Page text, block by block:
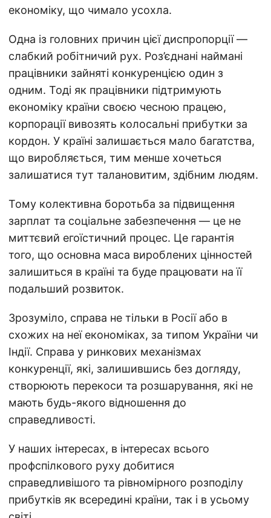
економіку, що чимало усохла.
Одна із головних причин цієї диспропорції —
слабкий робітничий рух. Роз’єднані наймані
працівники зайняті конкуренцією один з
одним. Тоді як працівники підтримують
економіку країни своєю чесною працею,
корпорації вивозять колосальні прибутки за
кордон. У країні залишається мало багатства,
що виробляється, тим менше хочеться
залишатися тут талановитим, здібним людям.
Тому колективна боротьба за підвищення
зарплат та соціальне забезпечення — це не
миттєвий егоїстичний процес. Це гарантія
того, що основна маса вироблених цінностей
залишиться в країні та буде працювати на її
подальший розвиток.
Зрозуміло, справа не тільки в Росії або в
схожих на неї економіках, за типом України чи
Індії. Справа у ринкових механізмах
конкуренції, які, залишившись без догляду,
створюють перекоси та розшарування, які не
мають будь-якого відношення до
справедливості.
У наших інтересах, в інтересах всього
профспілкового руху добитися
справедливішого та рівномірного розподілу
прибутків як всередині країни, так і в усьому